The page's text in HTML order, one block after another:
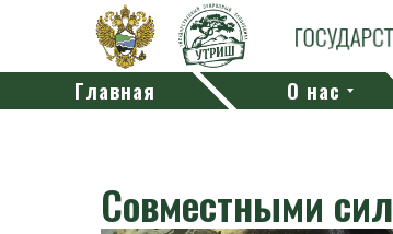
О нас
Главная
Совместными